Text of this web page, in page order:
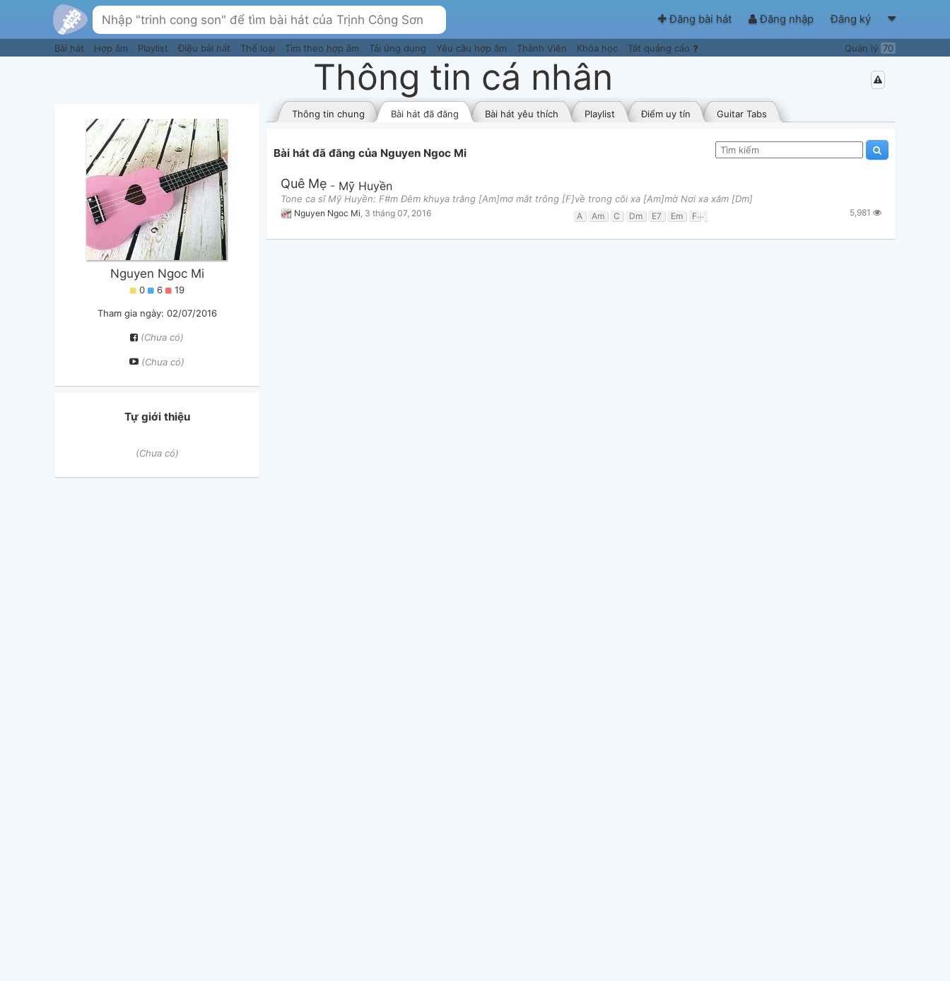
Đăng bài hát Đăng nhập Đăng ký
Bài hát Hợp âm Playlist Điệu bài hát Thể loại Tìm theo hợp âm Tải ứng dụng Yêu cầu hợp âm Thành Viên Khóa học Tắt quảng cáo Quản lý 70
Thông tin cá nhân
Nguyen Ngoc Mi
0 6 19
Tham gia ngày: 02/07/2016
(Chưa có)
(Chưa có)
Tự giới thiệu
(Chưa có)
Guitar Tabs
Điểm uy tín
Playlist
Bài hát yêu thích
Bài hát đã đăng
Thông tin chung
Bài hát đã đăng của Nguyen Ngoc Mi
Quê Mẹ - Mỹ Huyền
Tone ca sĩ Mỹ Huyền: F#m Đêm khuya trăng [Am]mơ mắt trông [F]về trong cõi xa [Am]mờ Nơi xa xăm [Dm]
Nguyen Ngoc Mi, 3 tháng 07, 2016 A Am C Dm E7 Em F 5,981